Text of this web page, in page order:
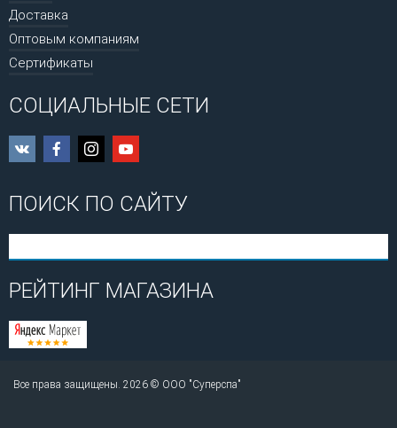
Доставка
Оптовым компаниям
Сертификаты
СОЦИАЛЬНЫЕ СЕТИ
ПОИСК ПО САЙТУ
РЕЙТИНГ МАГАЗИНА
Все права защищены. 2026 © ООО "Суперспа"